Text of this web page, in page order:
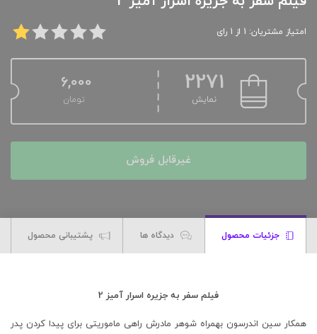
امتیاز مشتریان: 1 از 1 رای
2271
نمایش
6,000
تومان
غیرقابل فروش
جزئیات محصول دیدگاه ها پشتیبانی محصول
فیلم سفر به جزیره اسرار آمیز 2
همکار سین اندرسون بهمراه شوهر مادرش راهی ماموریتی برای پیدا کردن پدر